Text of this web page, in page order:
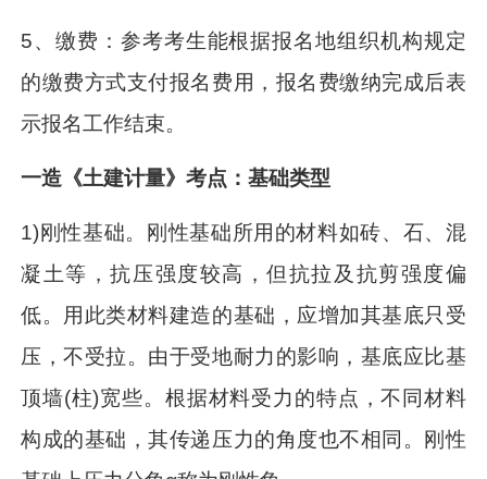
5、缴费：参考考生能根据报名地组织机构规定
的缴费方式支付报名费用，报名费缴纳完成后表
示报名工作结束。
一造《土建计量》考点：基础类型
1)刚性基础。刚性基础所用的材料如砖、石、混
凝土等，抗压强度较高，但抗拉及抗剪强度偏
低。用此类材料建造的基础，应增加其基底只受
压，不受拉。由于受地耐力的影响，基底应比基
顶墙(柱)宽些。根据材料受力的特点，不同材料
构成的基础，其传递压力的角度也不相同。刚性